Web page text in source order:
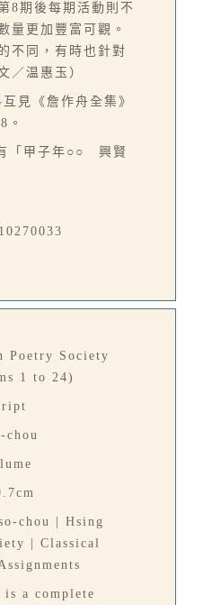
8期後每期活動則不
量更加豐富可觀。
不同，有時也針對
／温惠玉）
見《詹作舟全集》
。
「甲子年○○ 興賢
Poetry Society
1 to 24)
chou
chou | Hsing
| Classical
is a complete